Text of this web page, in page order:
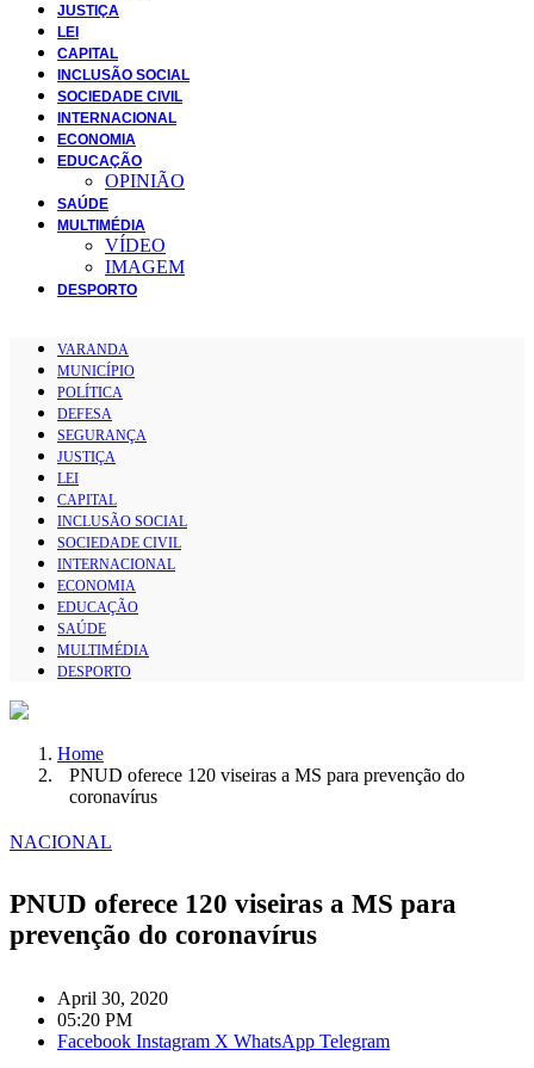
JUSTIÇA
LEI
CAPITAL
INCLUSÃO SOCIAL
SOCIEDADE CIVIL
INTERNACIONAL
ECONOMIA
EDUCAÇÃO
OPINIÃO
SAÚDE
MULTIMÉDIA
VÍDEO
IMAGEM
DESPORTO
VARANDA
MUNICÍPIO
POLÍTICA
DEFESA
SEGURANÇA
JUSTIÇA
LEI
CAPITAL
INCLUSÃO SOCIAL
SOCIEDADE CIVIL
INTERNACIONAL
ECONOMIA
EDUCAÇÃO
SAÚDE
MULTIMÉDIA
DESPORTO
Home
PNUD oferece 120 viseiras a MS para prevenção do
coronavírus
NACIONAL
PNUD oferece 120 viseiras a MS para
prevenção do coronavírus
April 30, 2020
05:20 PM
Facebook Instagram X WhatsApp Telegram